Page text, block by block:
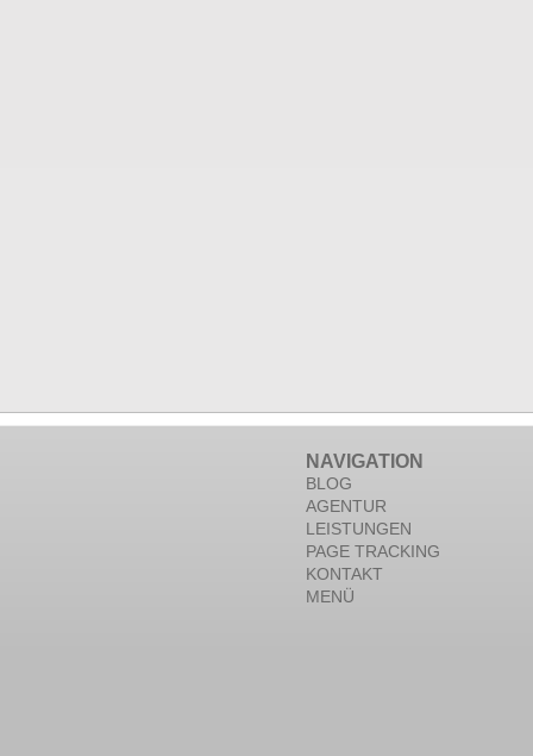
NAVIGATION
BLOG
AGENTUR
LEISTUNGEN
PAGE TRACKING
KONTAKT
MENÜ